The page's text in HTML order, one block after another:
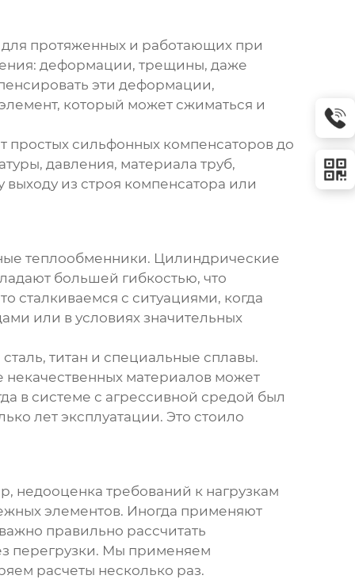
протяженных и работающих при
деформации, трещины, даже
эти деформации,
который может сжиматься и
сильфонных компенсаторов до
давления, материала труб,
из строя компенсатора или
теплообменники. Цилиндрические
большей гибкостью, что
сталкиваемся с ситуациями, когда
или в условиях значительных
титан и специальные сплавы.
материалов может
в системе с агрессивной средой был
лет эксплуатации. Это стоило
недооценка требований к нагрузкам
элементов. Иногда применяют
правильно рассчитать
перегрузки. Мы применяем
расчеты несколько раз.